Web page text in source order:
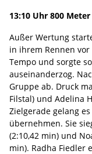
13:10 Uhr 800 Meter
Außer Wertung
in ihrem Rennen
Tempo und sorgte
auseinanderzog.
Gruppe ab. Druck
Filstal) und Adelina
Zielgerade gelang
übernehmen. Sie
(2:10,42 min) und
min). Radha Fiedler